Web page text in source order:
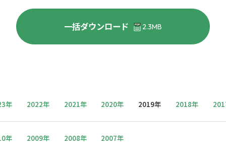
一括ダウンロード 2.3MB
年 2022年 2021年 2020年 2019年 2018年
年 2009年 2008年 2007年